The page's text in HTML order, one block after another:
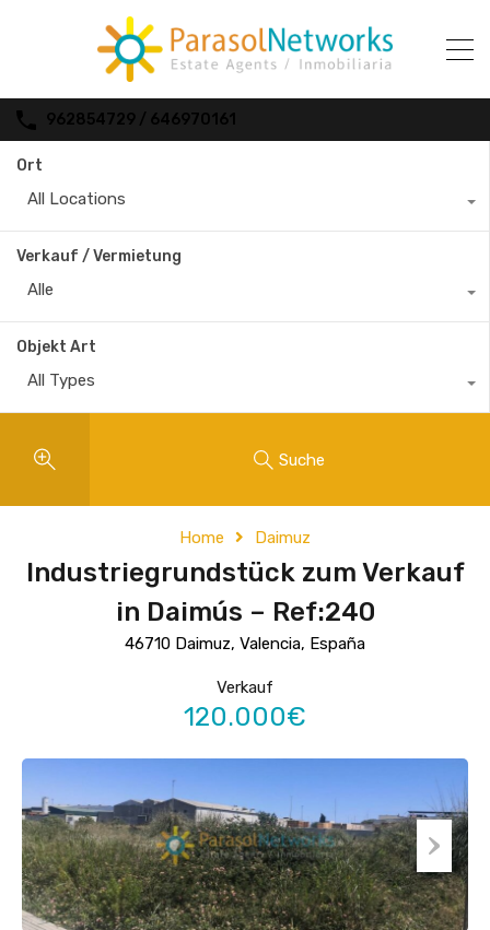
962854729 / 646970161
Ort
All Locations
Verkauf / Vermietung
Alle
Objekt Art
All Types
Suche
Home Daimuz
Industriegrundstück zum Verkauf
in Daimús – Ref:240
46710 Daimuz, Valencia, España
Verkauf
120.000€